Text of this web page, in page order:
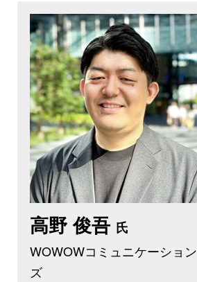
高野 俊吾 氏
WOWOWコミュニケーション
ズ